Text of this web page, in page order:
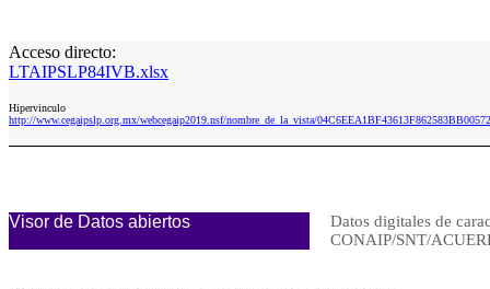
Acceso directo:
LTAIPSLP84IVB.xlsx
Hipervinculo
http://www.cegaipslp.org.mx/webcegaip2019.nsf/nombre_de_la_vista/
Visor de Datos abiertos
Datos digitales de
CONAIP/SNT/